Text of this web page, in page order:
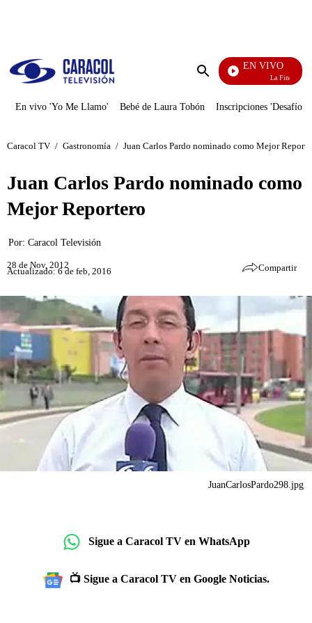
Enviar
EN VIVO
La Finca De
En vivo 'Yo Me Llamo' Bebé de Laura Tobón Inscripciones 'Desafío'
Caracol TV / Gastronomía / Juan Carlos Pardo nominado como Mejor
Juan Carlos Pardo nominado como
Mejor Reportero
Por: Caracol Televisión
28 de Nov, 2012
Actualizado: 6 de feb, 2016 Compartir
JuanCarlosPardo298.jpg
Sigue a Caracol TV en WhatsApp
📺 Sigue a Caracol TV en Google Noticias.